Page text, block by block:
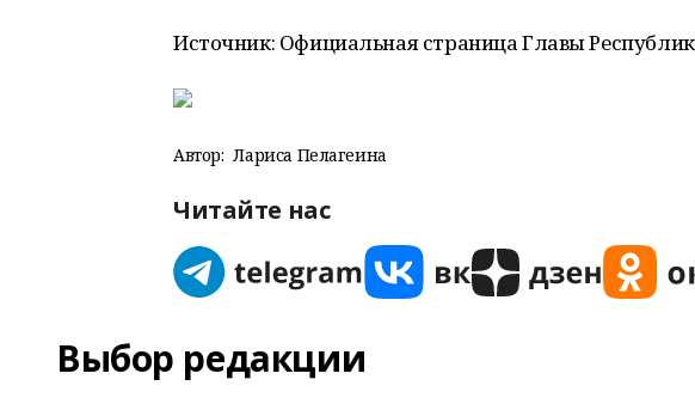
Источник: Официальная страница Главы
Автор: Лариса Пелагеина
Читайте нас
Выбор редакции